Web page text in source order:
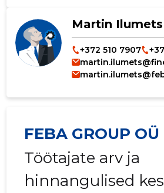
Martin Ilumets
+372 510 7907
FEBA GROUP OÜ
Töötajate arv ja
hinnangulised